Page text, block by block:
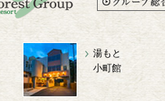
湯もと
小町館